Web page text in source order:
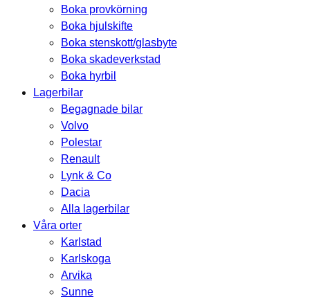
Boka provkörning
Boka hjulskifte
Boka stenskott/glasbyte
Boka skadeverkstad
Boka hyrbil
Lagerbilar
Begagnade bilar
Volvo
Polestar
Renault
Lynk & Co
Dacia
Alla lagerbilar
Våra orter
Karlstad
Karlskoga
Arvika
Sunne